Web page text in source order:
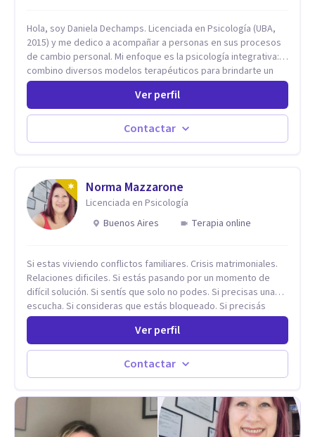
Hola, soy Daniela Dechamps. Licenciada en Psicología (UBA,
2015) y me dedico a acompañar a personas en sus procesos
de cambio personal. Mi enfoque es la psicología integrativa:
combino diversos modelos terapéuticos para brindarte un
espacio humano, seguro y libre de juicios, donde construimos
juntas las herramientas prácticas que necesitas para tu
bienestar en el día a día. Aunque mi formación inicial es en
Terapia Cognitiva, he incorporado enfoques como el
Mindfulness y la Terapia de Aceptación y Compromiso (ACT),
Europa y Asia). Además, colaboré como psicóloga en
Televisión Canaria, conectando con la realidad de las islas.
Mis servicios son 100% online y accesibles. Si buscas un
espacio de escucha profesional y orientado a resultados,
Ver perfil
Contactar
Norma Mazzarone
Licenciada en Psicología
Buenos Aires
Terapia online
Si estas viviendo conflictos familiares. Crisis matrimoniales.
Relaciones dificiles. Si estás pasando por un momento de
difícil solución. Si sentís que solo no podes. Si precisas una
escucha. Si consideras que estás bloqueado. Si precisás
comprensión. Si no logras definir proyectos, objetivos,
sueños, deseos. Si pensás que lo que te pasa no es tan
grave, pero podría ayudar. Si estás en adicciones y tu
intención es hacer algo con lo que te está pasando. No dudes
en comunicarte a fin de comenzar a resolver la situación que
Ver perfil
Contactar